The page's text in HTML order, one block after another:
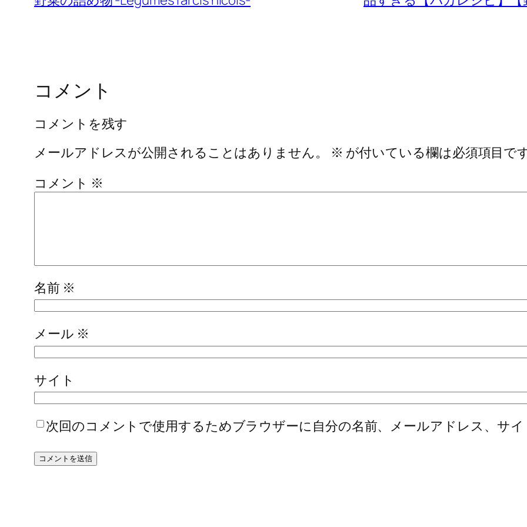
コメント
コメントを残す
メールアドレスが公開されることはありません。
※ が付いている欄は必須項目で
コメント ※
名前 ※
メール ※
サイト
次回のコメントで使用するためブラウザーに自分の名前、メールアドレス、サイ